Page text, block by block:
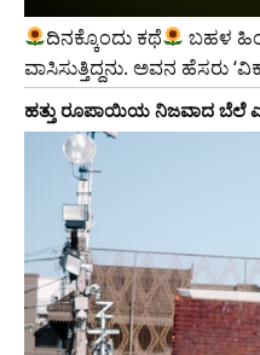
ದಿನಕ್ಕೊಂದು ಕಥೆ
ಬಹಳ
ವಾಸಿಸುತ್ತಿದ್ದನು. ಅವನ ಹೆಸರು
ಹತ್ತು ರೂಪಾಯಿಯ ನಿಜವಾದ ಬೆಲೆ